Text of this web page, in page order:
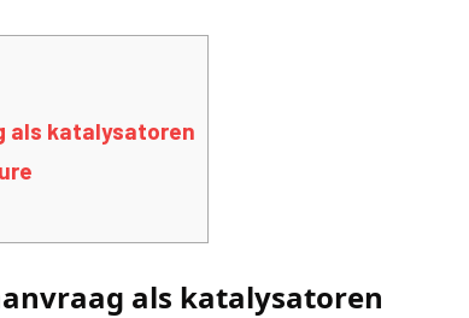
als katalysatoren
als katalysatoren